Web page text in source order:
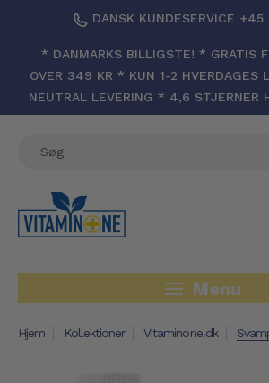
DANSK KUNDESERVICE
* DANMARKS BILLIGSTE! * GRATIS
OVER 349 KR * KUN 1-2 HVERDAGES
NEUTRAL LEVERING * 4,6 STJERNER
Menu
Hjem Kollektioner Vitaminone.dk